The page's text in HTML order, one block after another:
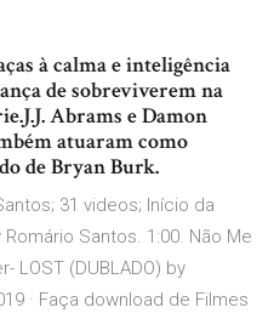
à calma e inteligência
de sobreviverem na
Abrams e Damon
atuaram como
de Bryan Burk.
31 videos; Início da
Santos. 1:00. Não Me
LOST (DUBLADO) by
· Faça download de Filmes